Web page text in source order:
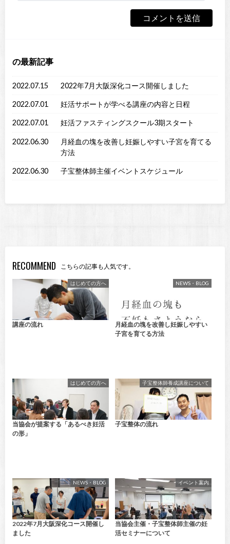
の最新記事
2022.07.15 2022年7月大阪深化コース開催しました
2022.07.01 妊活サポートが学べる講座の内容と日程
2022.07.01 妊活ファスティングスクール3期スタート
2022.06.30
月経血の塊を改善し妊娠しやすい子宮を育てる
方法
2022.06.30 子宝整体師主催イベントスケジュール
RECOMMEND こちらの記事も人気です。
はじめての方へ
講座の流れ
NEWS・BLOG
月経血の塊を改善し妊娠しやすい
子宮を育てる方法
はじめての方へ
当協会が提案する「あるべき妊活
の形」
子宝整体師養成講座について
子宝整体の流れ
NEWS・BLOG
2022年7月大阪深化コース開催し
ました
イベント案内
当協会主催・子宝整体師主催の妊
活セミナーについて